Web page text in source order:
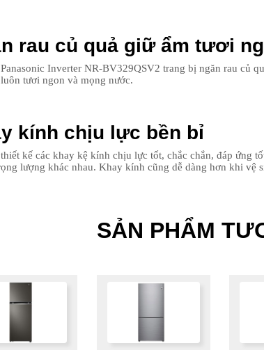
rau củ quả giữ ẩm tươi
Inverter NR-BV329QSV2 trang bị ngăn rau củ
tươi ngon và mọng nước.
kính chịu lực bền bỉ
kế các khay kệ kính chịu lực tốt, chắc chắn, đáp ứng
lượng khác nhau. Khay kính cũng dễ dàng hơn khi vệ
SẢN PHẨM